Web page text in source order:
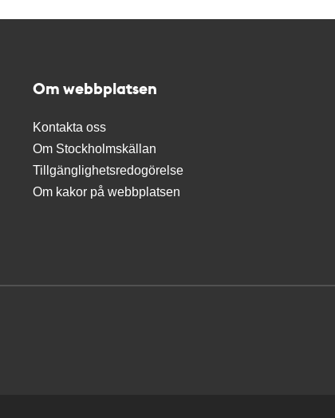
Om webbplatsen
Kontakta oss
Om Stockholmskällan
Tillgänglighetsredogörelse
Om kakor på webbplatsen